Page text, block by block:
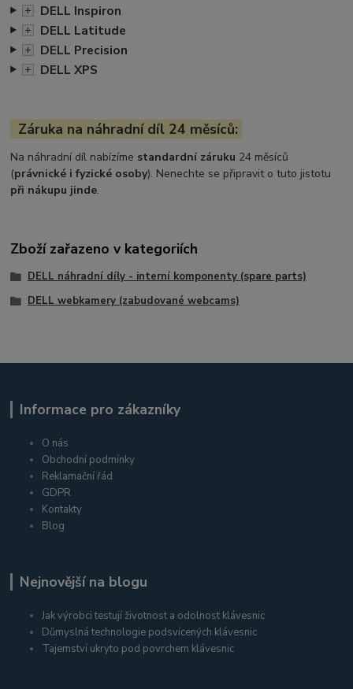
+ DELL Inspiron
+ DELL Latitude
+ DELL Precision
+ DELL XPS
Záruka na náhradní díl 24 měsíců:
Na náhradní díl nabízíme standardní záruku 24 měsíců
(právnické i fyzické osoby). Nenechte se připravit o tuto jistotu
při nákupu jinde.
Zboží zařazeno v kategoriích
DELL náhradní díly - interní komponenty (spare parts)
DELL webkamery (zabudované webcams)
Informace pro zákazníky
O nás
Obchodní podmínky
Reklamační řád
GDPR
Kontakty
Blog
Nejnovější na blogu
Jak výrobci testují životnost a odolnost klávesnic
Důmyslná technologie podsvícených klávesnic
Tajemství ukryto pod povrchem klávesnic